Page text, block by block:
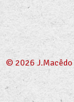
© 2026 J.Macêdo